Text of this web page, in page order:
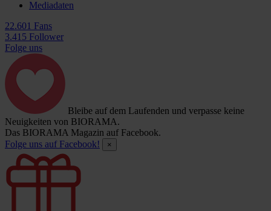
Mediadaten
22.601 Fans
3.415 Follower
Folge uns
Bleibe auf dem Laufenden und verpasse keine
Neuigkeiten von BIORAMA.
Das BIORAMA Magazin auf Facebook.
Folge uns auf Facebook!
×